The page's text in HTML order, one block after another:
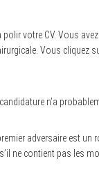
votre CV. Vous
Vous cliquez
n’a
adversaire est
ne contient pas les